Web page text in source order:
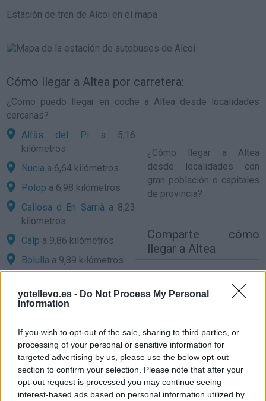
yotellevo.es - Do Not Process My Personal
Information
If you wish to opt-out of the sale, sharing to third parties, or
processing of your personal or sensitive information for
targeted advertising by us, please use the below opt-out
section to confirm your selection. Please note that after your
opt-out request is processed you may continue seeing
interest-based ads based on personal information utilized by
Estación de tren de Alcoi en el mapa
Cómo llegar a Altea por carretera:
¿Como puedo llegar en coche a Altea desde localidades
cercanas?
Alfàs del Pi a 5,16
kilómetros
Nucia a 6,64 kilómetros
Polop a 6,98 kilómetros
Callosa d En Sarrià a 8,23
kilómetros
Calp a 9,86 kilómetros
Bolulla a 9,89 kilómetros
Finestrata 14,34
Castell de Guadalest a
15,47 kilómetros
Parcent a 16,12 kilómetros
¿ Cómo llegar a Altea
desde localidades con
gran población o capitales
de provincia?
Alicantea 47,02 kilómetros
Comparte cómo
llegar a Altea
Precios de la
gasolina en Altea